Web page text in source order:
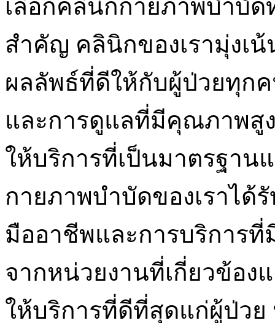
เลือกคลินิกกายภาพบำบัด
สำคัญ คลินิกของเรามุ่งเ
ผลลัพธ์ที่ดีให้กับผู้ป่วยทุก
และการดูแลที่มีคุณภาพสู
ให้บริการที่เป็นมาตรฐาน
กายภาพบำบัดของเราได้
มืออาชีพและการบริการที่
จากหน่วยงานที่เกี่ยวข้อง
ให้บริการที่ดีที่สุดแก่ผู้ป่วย